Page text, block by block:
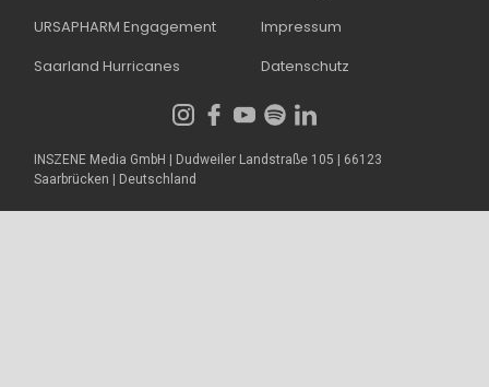
URSAPHARM Engagement
Saarland Hurricanes
Impressum
Datenschutz
INSZENE Media GmbH | Dudweiler Landstraße 105 | 66123
Saarbrücken | Deutschland